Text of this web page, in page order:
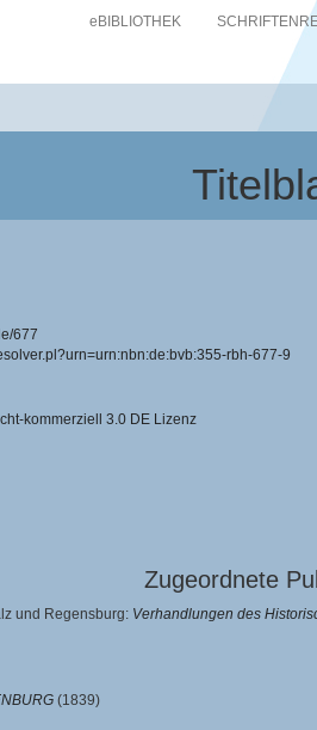
eBIBLIOTHEK
677
rbh-677-9
kommerziell 3.0 DE Lizenz
Zugeordnete
und Regensburg: Verhandlungen des
(1839)